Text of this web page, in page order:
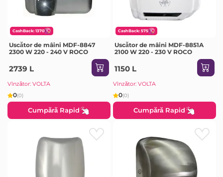
CashBack: 1370
Uscător de mâini MDF-8847
2300 W 220 - 240 V ROCO
2739 L
Vînzător: VOLTA
0(0)
Cumpără Rapid
CashBack: 575
Uscător de mâini MDF-8851A
2100 W 220 - 230 V ROCO
1150 L
Vînzător: VOLTA
0(0)
Cumpără Rapid